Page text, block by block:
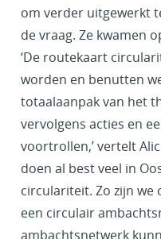
om verder uitgewerkt
de vraag. Ze kwamen
‘De routekaart
worden en benutten
totaalaanpak van het
vervolgens acties en
voortrollen,’ vertelt
doen al best veel in
circulariteit. Zo zijn
een circulair
ambachtsnetwerk